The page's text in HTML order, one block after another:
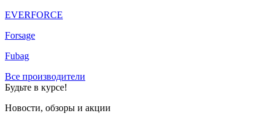
EVERFORCE
Forsage
Fubag
Все производители
Будьте в курсе!
Новости, обзоры и акции